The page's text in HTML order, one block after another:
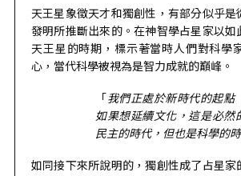
天王星象徵天才和獨創性，有部分似乎是
發明所推斷出來的。在神智學占星家以如
天王星的時期，標示著當時人們對科學
心，當代科學被視為是智力成就的巔峰。
「我們正處於新時代的起點
如果想延續文化，這是必
民主的時代，但也是科學的
如同接下來所說明的，獨創性成了占星家